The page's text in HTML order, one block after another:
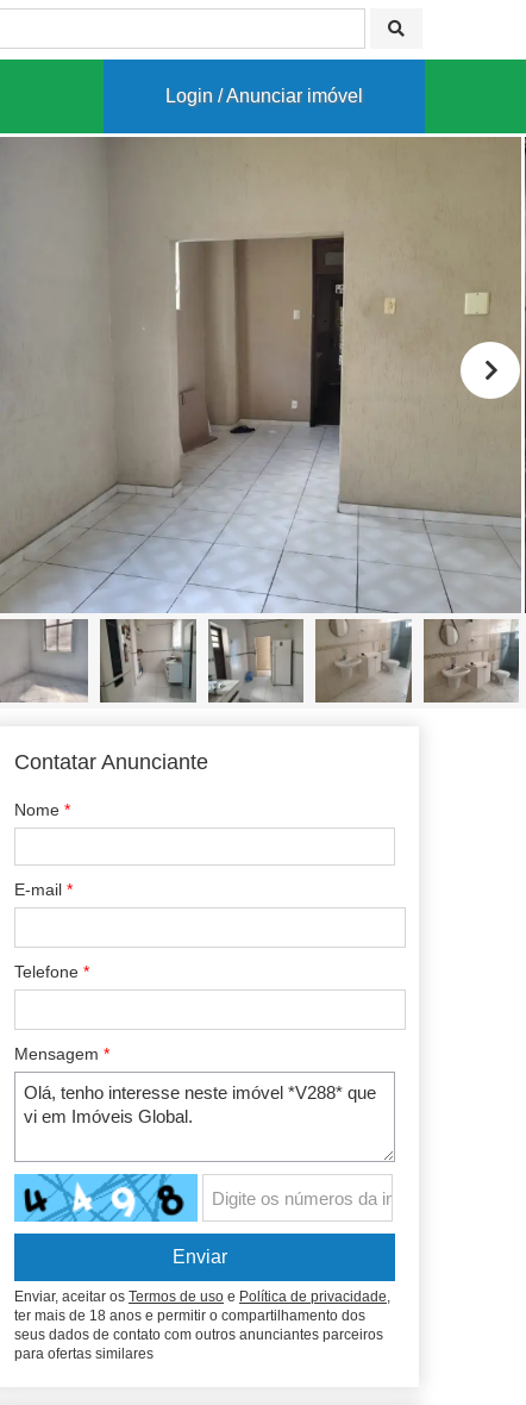
Login / Anunciar imóvel
Contatar Anunciante
Nome *
E-mail *
Telefone *
Mensagem *
Enviar, aceitar os Termos de uso e Política de privacidade,
ter mais de 18 anos e permitir o compartilhamento dos
seus dados de contato com outros anunciantes parceiros
para ofertas similares